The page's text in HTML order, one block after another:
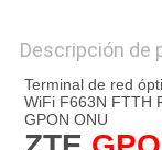
Descripción de
Terminal de red
WiFi F663N FTTH
GPON ONU